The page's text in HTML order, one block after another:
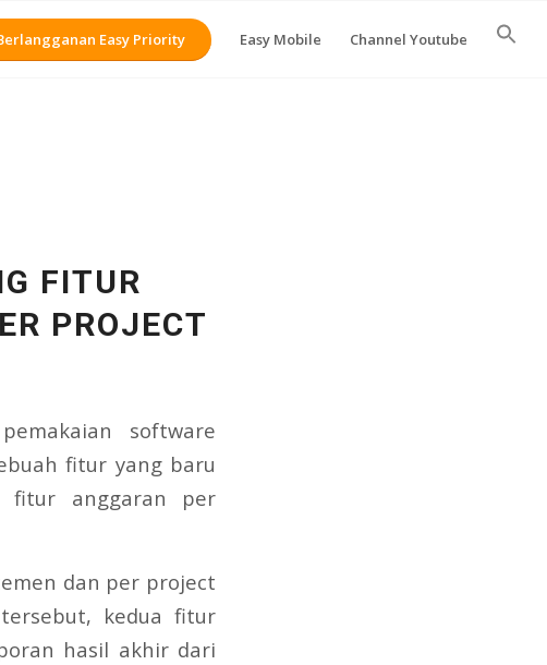
Easy Priority Easy Mobile Channel Youtube
FITUR
PROJECT
software
fitur yang baru
fitur anggaran per
dan per project
kedua fitur
hasil akhir dari